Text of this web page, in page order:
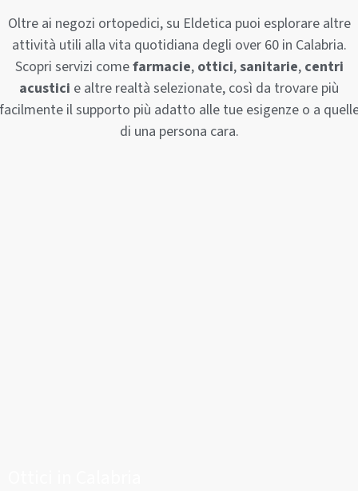
Oltre ai negozi ortopedici, su Eldetica puoi esplorare altre
attività utili alla vita quotidiana degli over 60 in Calabria.
Scopri servizi comefarmacie, ottici,sanitarie, centri
acustici e altre realtà selezionate, così da trovare più
il supporto più adatto alle tue esigenze o a
di una persona cara.